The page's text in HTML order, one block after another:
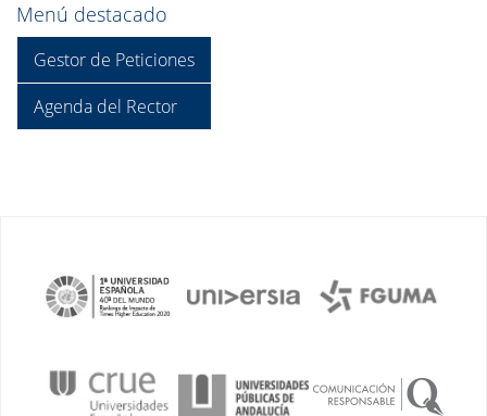
Menú destacado
Gestor de Peticiones
Agenda del Rector